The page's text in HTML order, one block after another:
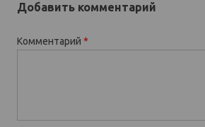
Добавить комментарий
Комментарий *